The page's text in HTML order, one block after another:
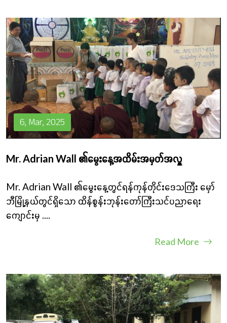
6, Mar, 2025
Mr. Adrian Wall ၏မွေးနေ့အထိမ်းအမှတ်အလှူ
Mr. Adrian Wall ၏မွေးနေ့တွင်ရန်ကုန်တိုင်းဒေသကြီး မှော်
ဘီမြို့နယ်တွင်ရှိသော ထိန်စွန်းဘုန်းတော်ကြီးသင်ပညာရေး
ကျောင်းမှ ....
Read More